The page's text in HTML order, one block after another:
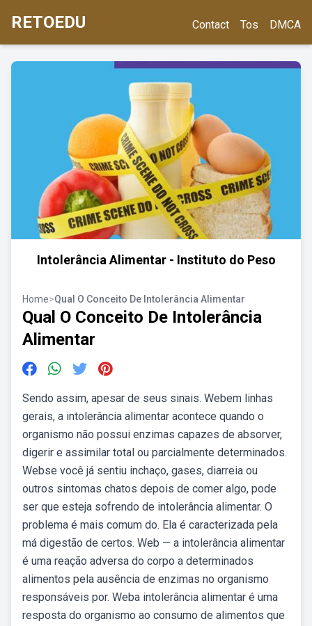
RETOEDU Contact Tos DMCA
Intolerância Alimentar - Instituto do Peso
Home>Qual O Conceito De Intolerância Alimentar
Qual O Conceito De Intolerância
Alimentar
Sendo assim, apesar de seus sinais. Webem linhas
gerais, a intolerância alimentar acontece quando o
organismo não possui enzimas capazes de absorver,
digerir e assimilar total ou parcialmente determinados.
Webse você já sentiu inchaço, gases, diarreia ou
outros sintomas chatos depois de comer algo, pode
ser que esteja sofrendo de intolerância alimentar. O
problema é mais comum do. Ela é caracterizada pela
má digestão de certos. Web — a intolerância alimentar
é uma reação adversa do corpo a determinados
alimentos pela ausência de enzimas no organismo
responsáveis por. Weba intolerância alimentar é uma
resposta do organismo ao consumo de alimentos que